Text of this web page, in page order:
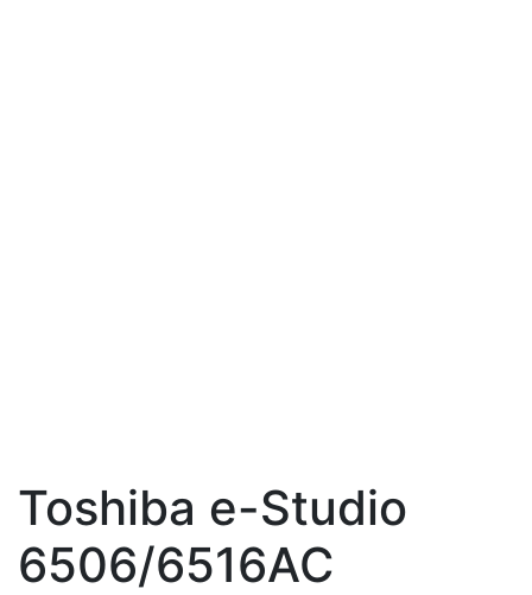
Toshiba e-Studio
6506/6516AC